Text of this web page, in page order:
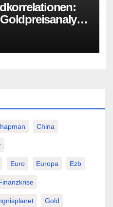
China
Euro Europa Ezb
Gold